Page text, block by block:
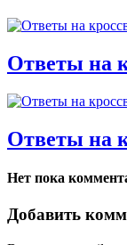
Ответы на
Ответы на
Нет пока
Добавить